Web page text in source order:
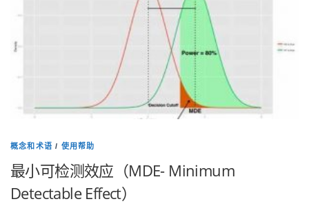
概念和术语 / 使用帮助
最小可检测效应（MDE- Minimum
Detectable Effect）